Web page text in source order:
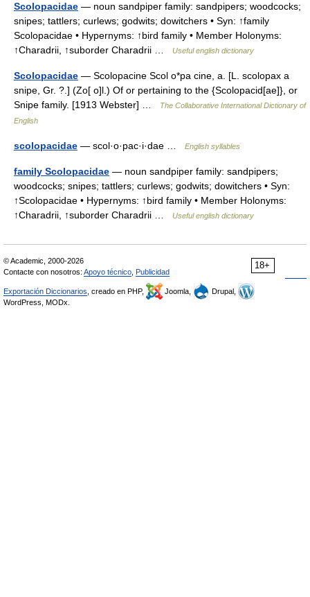
Scolopacidae — noun sandpiper family: sandpipers; woodcocks;
snipes; tattlers; curlews; godwits; dowitchers • Syn: ↑family
Scolopacidae • Hypernyms: ↑bird family • Member Holonyms:
↑Charadrii, ↑suborder Charadrii …
Useful english dictionary
Scolopacidae — Scolopacine Scol o*pa cine, a. [L. scolopax a
snipe, Gr. ?.] (Zo[ o]l.) Of or pertaining to the {Scolopacid[ae]}, or
Snipe family. [1913 Webster] …
The Collaborative International Dictionary of
English
scolopacidae — scol·o·pac·i·dae … English syllables
family Scolopacidae — noun sandpiper family: sandpipers;
woodcocks; snipes; tattlers; curlews; godwits; dowitchers • Syn:
↑Scolopacidae • Hypernyms: ↑bird family • Member Holonyms:
↑Charadrii, ↑suborder Charadrii …
Useful english dictionary
18+
© Academic, 2000-2026
Contacte con nosotros: Apoyo técnico Publicidad
Exportación Diccionarios , creado en PHP, Joomla,
Drupal,
WordPress, MODx.